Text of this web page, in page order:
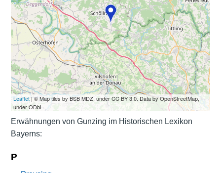
Leaflet| © Map tiles by BSB MDZ, under CC BY 3.0. Data by OpenStreetMap,
under ODbL
Erwähnungen von Gunzing im Historischen Lexikon
Bayerns:
P